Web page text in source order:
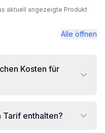
aktuell angezeigte Produkt
Alle öffnen
Kosten für
Tarif enthalten?